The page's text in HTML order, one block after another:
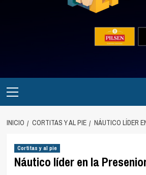
principal
INICIO CORTITAS Y AL PIE NÁUTICO LÍDER
Cortitas y al pie
Náutico líder en la